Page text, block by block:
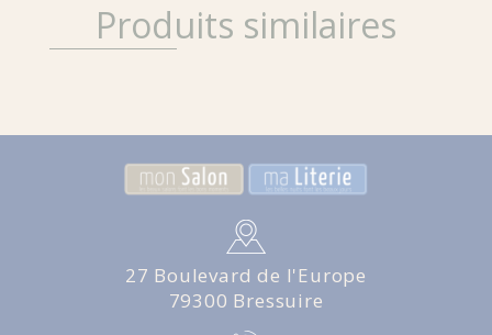
Produits similaires
27 Boulevard de l'Europe
79300 Bressuire